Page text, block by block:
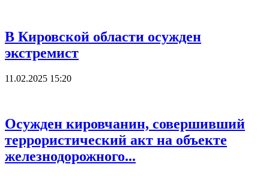
В Кировской области осужден
экстремист
11.02.2025 15:20
Осужден кировчанин, совершивший
террористический акт на объекте
железнодорожного...